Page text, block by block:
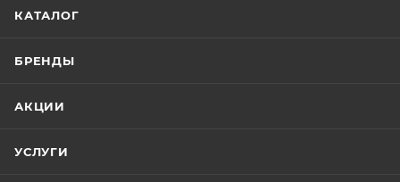
КАТАЛОГ
БРЕНДЫ
АКЦИИ
УСЛУГИ